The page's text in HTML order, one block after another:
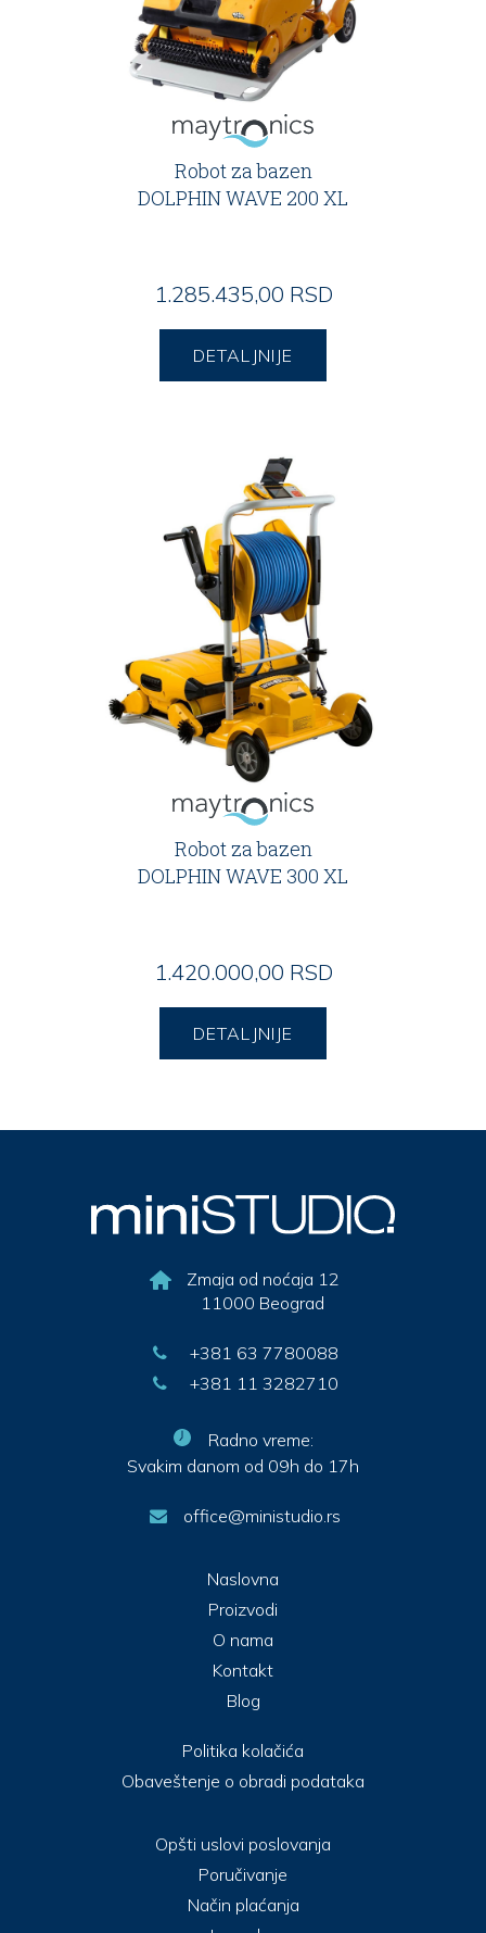
Robot za bazen
DOLPHIN WAVE 200 XL
1.285.435,00 RSD
DETALJNIJE
Robot za bazen
DOLPHIN WAVE 300 XL
1.420.000,00 RSD
DETALJNIJE
Naslovna
Proizvodi
O nama
Kontakt
Blog
Politika kolačića
Obaveštenje o obradi podataka
Zmaja od noćaja 12
11000 Beograd
+381 63 7780088
+381 11 3282710
Radno vreme:
Svakim danom od 09h do 17h
office@ministudio.rs
Opšti uslovi poslovanja
Poručivanje
Način plaćanja